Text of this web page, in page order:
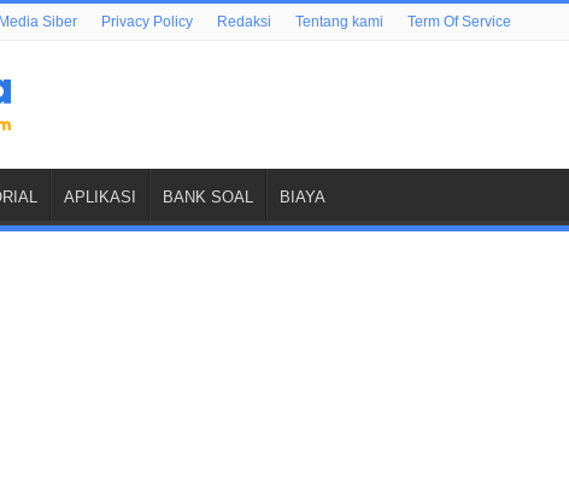
Siber Privacy Policy Redaksi Tentang kami Term Of Service
APLIKASI BANK SOAL BIAYA